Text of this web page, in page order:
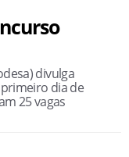
divulga
dia de
25 vagas